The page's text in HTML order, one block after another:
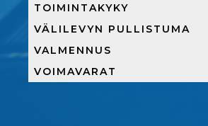
TOIMINTAKYKY
VÄLILEVYN PULLISTUMA
VALMENNUS
VOIMAVARAT